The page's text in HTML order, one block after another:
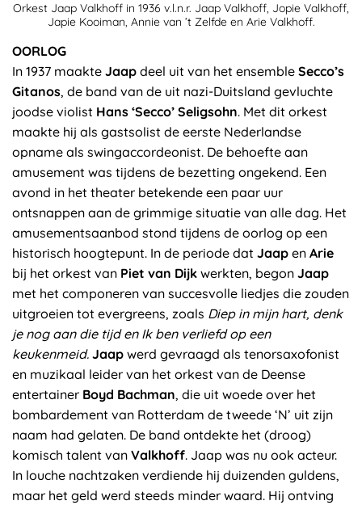
Orkest Jaap Valkhoff in 1936 v.l.n.r. Jaap Valkhoff, Jopie Valkhoff,
Japie Kooiman, Annie van ’t Zelfde en Arie Valkhoff.
OORLOG
In 1937 maakte Jaap deel uit van het ensemble Secco’s
Gitanos, de band van de uit nazi-Duitsland gevluchte
joodse violist Hans ‘Secco’ Seligsohn. Met dit orkest
maakte hij als gastsolist de eerste Nederlandse
opname als swingaccordeonist. De behoefte aan
amusement was tijdens de bezetting ongekend. Een
avond in het theater betekende een paar uur
ontsnappen aan de grimmige situatie van alle dag. Het
amusementsaanbod stond tijdens de oorlog op een
historisch hoogtepunt. In de periode dat Jaap en Arie
bij het orkest van Piet van Dijk werkten, begon Jaap
met het componeren van succesvolle liedjes die zouden
uitgroeien tot evergreens, zoals Diep in mijn hart, denk
je nog aan die tijd en Ik ben verliefd op een
keukenmeid. Jaap werd gevraagd als tenorsaxofonist
en muzikaal leider van het orkest van de Deense
entertainer Boyd Bachman, die uit woede over het
bombardement van Rotterdam de tweede ‘N’ uit zijn
naam had gelaten. De band ontdekte het (droog)
komisch talent van Valkhoff. Jaap was nu ook acteur.
In louche nachtzaken verdiende hij duizenden guldens,
maar het geld werd steeds minder waard. Hij ontving